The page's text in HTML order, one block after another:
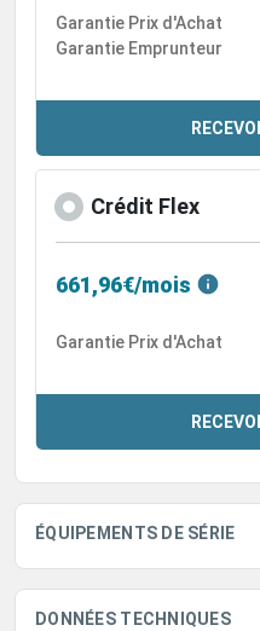
Garantie Prix d'Achat
Garantie Emprunteur
Crédit Flex
661,96€/mois
Garantie Prix d'Achat
ÉQUIPEMENTS DE SÉRIE
DONNÉES TECHNIQUES